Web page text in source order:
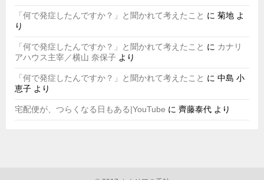
「何で発症したんですか？」と聞かれて考えたこと に 菊地 よ
り
「何で発症したんですか？」と聞かれて考えたこと に カナリ
アハウス主宰／横山 奈保子 より
「何で発症したんですか？」と聞かれて考えたこと に 中島 小
恵子 より
宅配便が、つらくなる日もある|YouTube に 齊藤泰代 より